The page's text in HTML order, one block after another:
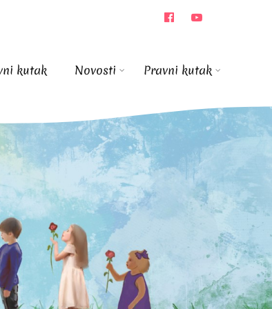
kutak Novosti Pravni kutak